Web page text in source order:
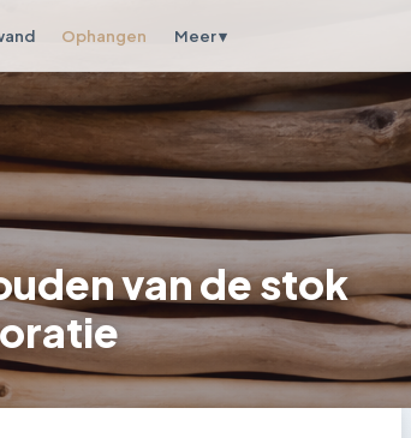
Ophangen Meer ▾
van de stok